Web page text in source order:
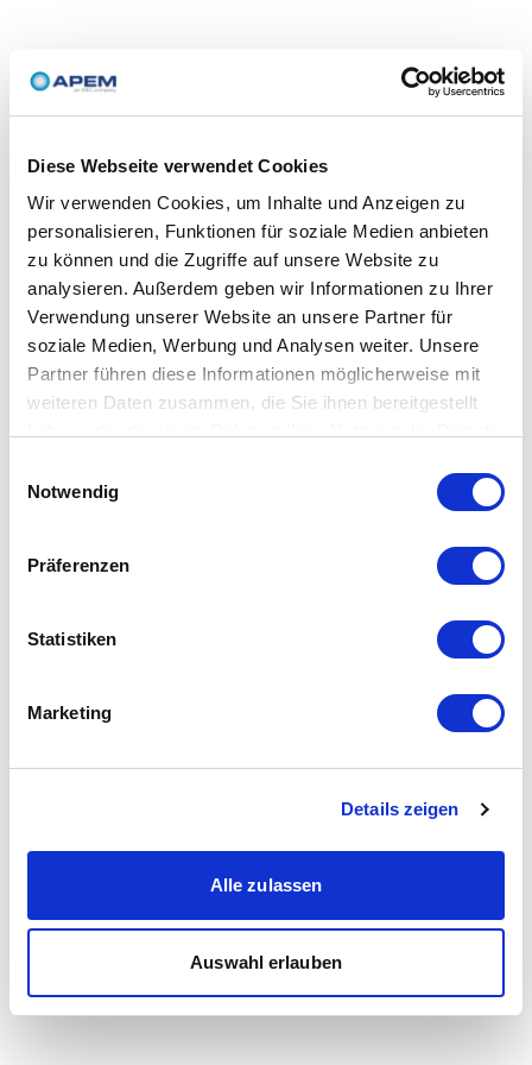
Diese Webseite verwendet Cookies
Wir verwenden Cookies, um Inhalte und Anzeigen zu
personalisieren, Funktionen für soziale Medien anbieten
zu können und die Zugriffe auf unsere Website zu
analysieren. Außerdem geben wir Informationen zu Ihrer
Verwendung unserer Website an unsere Partner für
soziale Medien, Werbung und Analysen weiter. Unsere
Partner führen diese Informationen möglicherweise mit
weiteren Daten zusammen, die Sie ihnen bereitgestellt
Notwendig
Präferenzen
Statistiken
Marketing
Details zeigen
Alle zulassen
Auswahl erlauben